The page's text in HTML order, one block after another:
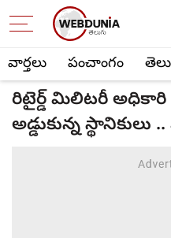
వార్తలు పంచాంగం
రిటైర్డ్ మిలిటరీ అధికారి
అడ్డుకున్న స్థానికులు